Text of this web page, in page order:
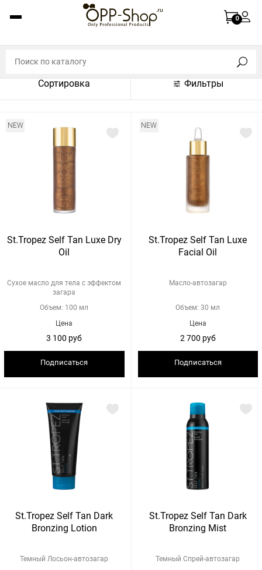
0
Сортировка Фильтры
По названию (A-Z)
По цене (по возрастанию)
По цене (по убыванию)
По популярности (по убыванию)
120
NEW
St.Tropez Self Tan Luxe Dry
Oil
Сухое масло для тела с эффектом
загара
Объем: 100 мл
Цена
3 100 руб
Подписаться
NEW
St.Tropez Self Tan Luxe
Facial Oil
Масло-автозагар
Объем: 30 мл
Цена
2 700 руб
Подписаться
St.Tropez Self Tan Dark
Bronzing Lotion
Темный Лосьон-автозагар
St.Tropez Self Tan Dark
Bronzing Mist
Темный Спрей-автозагар